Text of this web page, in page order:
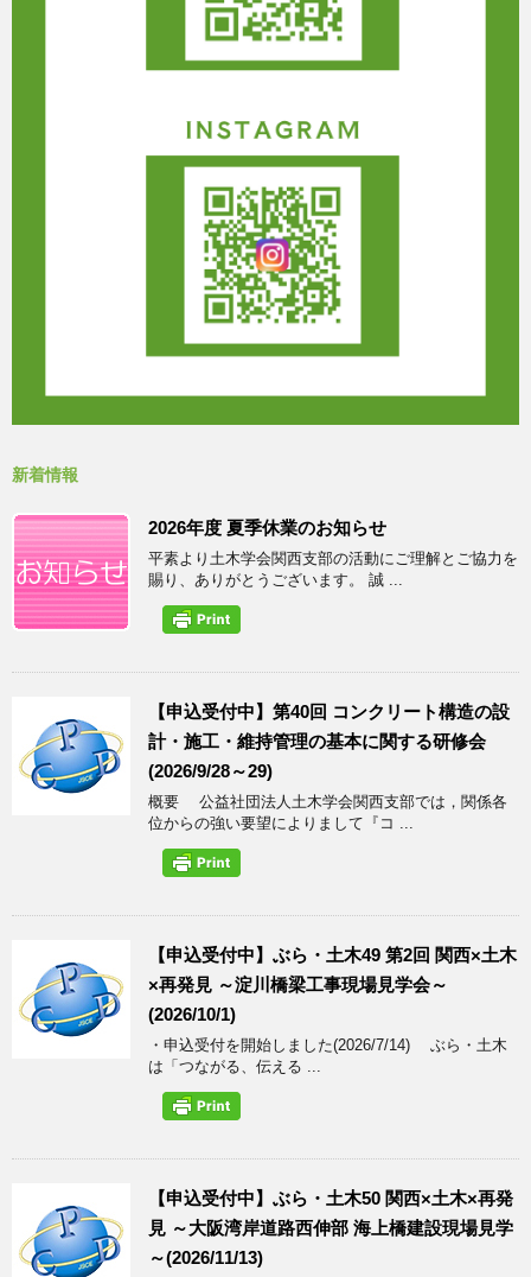
新着情報
2026年度 夏季休業のお知らせ
平素より土木学会関西支部の活動にご理解とご協力を
賜り、ありがとうございます。 誠 ...
【申込受付中】第40回 コンクリート構造の設
計・施工・維持管理の基本に関する研修会
(2026/9/28～29)
概要 公益社団法人土木学会関西支部では，関係各
位からの強い要望によりまして『コ ...
【申込受付中】ぶら・土木49 第2回 関西×土木
×再発見 ～淀川橋梁工事現場見学会～
(2026/10/1)
・申込受付を開始しました(2026/7/14) ぶら・土木
は「つながる、伝える ...
【申込受付中】ぶら・土木50 関西×土木×再発
見 ～大阪湾岸道路西伸部 海上橋建設現場見学
～(2026/11/13)